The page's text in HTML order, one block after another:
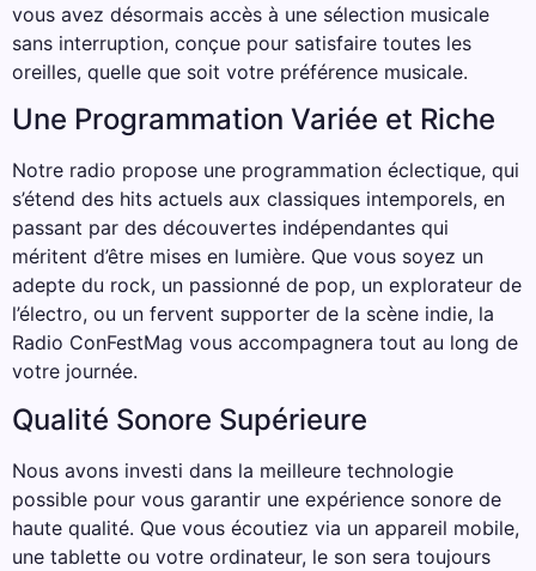
vous avez désormais accès à une sélection musicale
sans interruption, conçue pour satisfaire toutes les
oreilles, quelle que soit votre préférence musicale.
Une Programmation Variée et Riche
Notre radio propose une programmation éclectique, qui
s’étend des hits actuels aux classiques intemporels, en
passant par des découvertes indépendantes qui
méritent d’être mises en lumière. Que vous soyez un
adepte du rock, un passionné de pop, un explorateur de
l’électro, ou un fervent supporter de la scène indie, la
Radio ConFestMag vous accompagnera tout au long de
votre journée.
Qualité Sonore Supérieure
Nous avons investi dans la meilleure technologie
possible pour vous garantir une expérience sonore de
haute qualité. Que vous écoutiez via un appareil mobile,
une tablette ou votre ordinateur, le son sera toujours